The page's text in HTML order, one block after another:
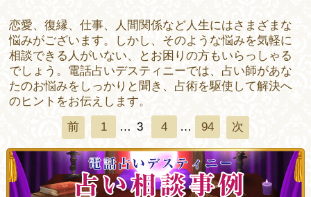
恋愛、復縁、仕事、人間関係など人生にはさまざまな
悩みがございます。しかし、そのような悩みを気軽に
相談できる人がいない、とお困りの方もいらっしゃる
でしょう。電話占いデスティニーでは、占い師があな
たのお悩みをしっかりと聞き、占術を駆使して解決へ
のヒントをお伝えします。
前
1 … 3 4 … 94 次